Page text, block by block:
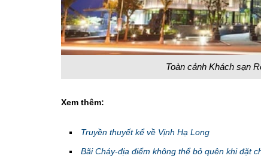
Toàn cảnh Khách sạn
Xem thêm:
Truyền thuyết kể về Vịnh Hạ Long
Bãi Cháy-địa điểm không thể bỏ quên khi đặt